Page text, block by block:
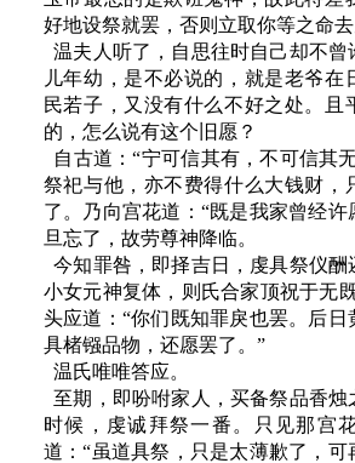
好地设祭就罢，否则立取你等之命
温夫人听了，自思往时自己却不曾
儿年幼，是不必说的，就是老爷在
民若子，又没有什么不好之处。且
的，怎么说有这个旧愿？
自古道：“宁可信其有，不可信其
祭祀与他，亦不费得什么大钱财，
了。乃向宫花道：“既是我家曾经许
旦忘了，故劳尊神降临。
今知罪咎，即择吉日，虔具祭仪酬
小女元神复体，则氏合家顶祝于无
头应道：“你们既知罪戾也罢。后日
具楮镪品物，还愿罢了。”
温氏唯唯答应。
至期，即吩咐家人，买备祭品香烛
时候，虔诚拜祭一番。只见那宫
道：“虽道具祭，只是太薄歉了，可